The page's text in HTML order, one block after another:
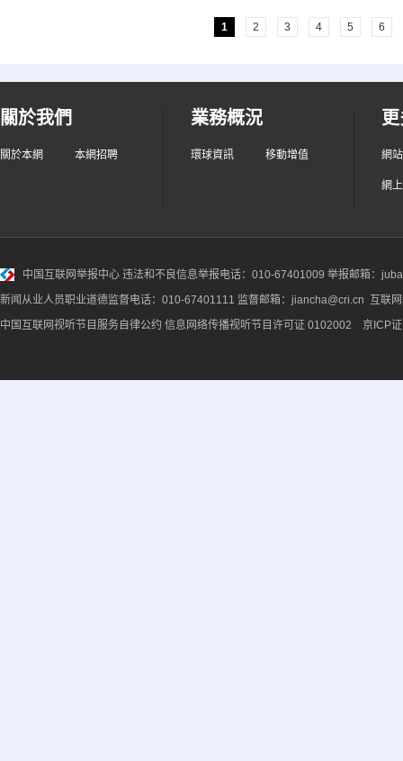
1 2 3 4 5 6
關於我們
關於本網 本網招聘
業務概況
環球資訊 移動增值 網
網
中国互联网举报中心 违法和不良信息举报电话：010-67401009 举报邮箱：
新闻从业人员职业道德监督电话：010-67401111 监督邮箱：jiancha@cri.cn 互联
中国互联网视听节目服务自律公约 信息网络传播视听节目许可证 0102002 京ICP